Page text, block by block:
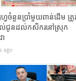
វេចំនួនប្រាំមួយពាន់ដើម ត្រូ
ល់ជូនដល់កសិករនៅស្រុក
ago